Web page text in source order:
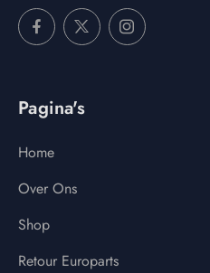
Pagina's
Home
Over Ons
Shop
Retour Europarts